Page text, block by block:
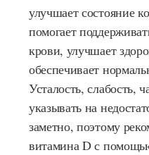
улучшает состояние
помогает
крови, улучшает
обеспечивает
Усталость, слабость,
указывать на
заметно, поэтому
витамина D с